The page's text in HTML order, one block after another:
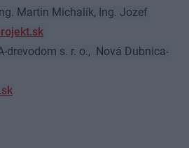
Martin Michalík, Ing. Jozef
drevodom s. r. o., Nová Dubnica-